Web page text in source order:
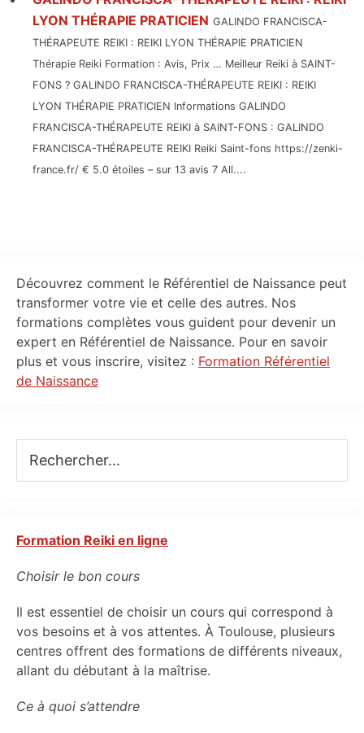
LYON THÉRAPIE PRATICIEN GALINDO FRANCISCA-
THÉRAPEUTE REIKI : REIKI LYON THÉRAPIE PRATICIEN
Thérapie Reiki Formation : Avis, Prix … Meilleur Reiki à SAINT-
FONS ? GALINDO FRANCISCA-THÉRAPEUTE REIKI : REIKI
LYON THÉRAPIE PRATICIEN Informations GALINDO
FRANCISCA-THÉRAPEUTE REIKI à SAINT-FONS : GALINDO
FRANCISCA-THÉRAPEUTE REIKI Reiki Saint-fons https://zenki-
france.fr/ € 5.0 étoiles – sur 13 avis 7 All....
Primary
Sidebar
Découvrez comment le Référentiel de Naissance peut
transformer votre vie et celle des autres. Nos
formations complètes vous guident pour devenir un
expert en Référentiel de Naissance. Pour en savoir
plus et vous inscrire, visitez : Formation Référentiel
de Naissance
Formation Reiki en ligne
Choisir le bon cours
Il est essentiel de choisir un cours qui correspond à
vos besoins et à vos attentes. À Toulouse, plusieurs
centres offrent des formations de différents niveaux,
allant du débutant à la maîtrise.
Ce à quoi s’attendre